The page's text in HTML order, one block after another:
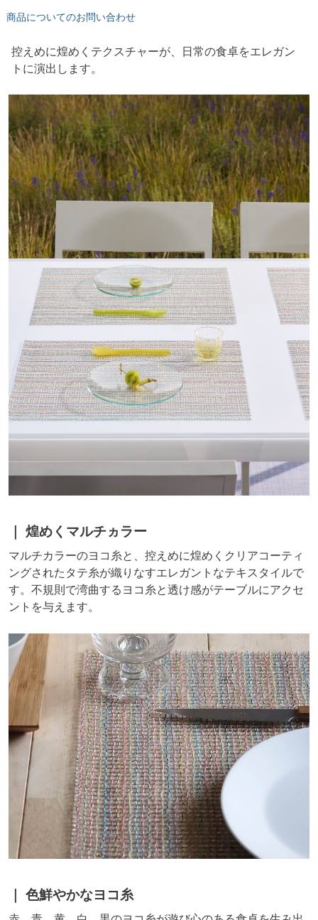
商品についてのお問い合わせ
控えめに煌めくテクスチャーが、日常の食卓をエレガン
トに演出します。
煌めくマルチヵラー
マルチカラーのヨコ糸と、控えめに煌めくクリアコーティ
ングされたタテ糸が織りなすエレガントなテキスタイルで
す。不規則で湾曲するヨコ糸と透け感がテーブルにアクセ
ントを与えます。
色鮮やかなヨコ糸